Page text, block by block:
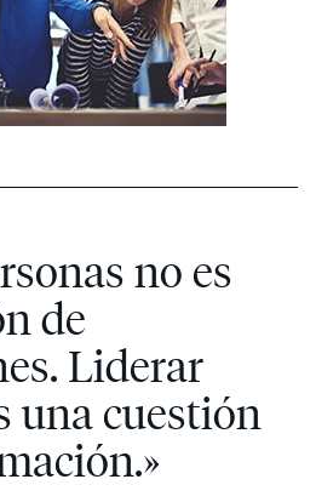
no es
de
Liderar
una cuestión